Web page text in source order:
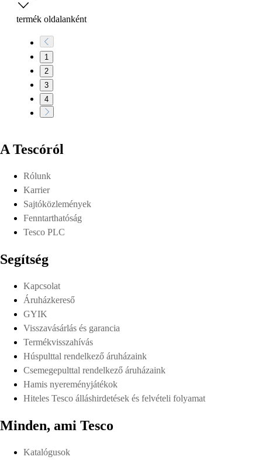
termék oldalanként
1
2
3
4
A Tescóról
Rólunk
Karrier
Sajtóközlemények
Fenntarthatóság
Tesco PLC
Segítség
Kapcsolat
Áruházkereső
GYIK
Visszavásárlás és garancia
Termékvisszahívás
Húspulttal rendelkező áruházaink
Csemegepulttal rendelkező áruházaink
Hamis nyereményjátékok
Hiteles Tesco álláshirdetések és felvételi folyamat
Minden, ami Tesco
Katalógusok